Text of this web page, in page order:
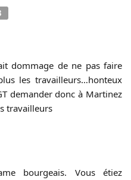
dommage de ne pas faire
les travailleurs…honteux
demander donc à Martinez
travailleurs
bourgeais. Vous étiez